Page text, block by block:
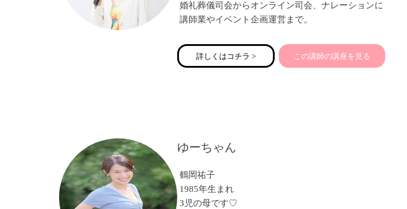
婚礼葬儀司会からオンライン司会、ナレーションに
講師業やイベント企画運営まで。
ご縁ナビゲーター結婚相談所Ring oN〜人生まるご
とプロデュースも営んでいます。
詳しくはコチラ > この講師の講座を見る
ゆーちゃん
鶴岡祐子
1985年生まれ
3児の母です♡